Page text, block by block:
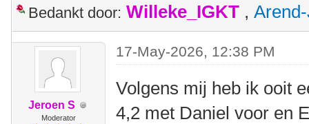
Bedankt door: Willeke_IGKT ,
Jeroen S
Moderator
17-May-2026, 12:38 PM
Volgens mij heb ik ooit
4,2 met Daniel voor en